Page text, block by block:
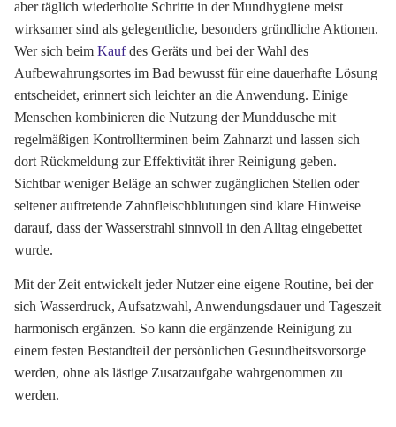
aber täglich wiederholte Schritte in der Mundhygiene meist
wirksamer sind als gelegentliche, besonders gründliche Aktionen.
Wer sich beim Kaufdes Geräts und bei der Wahl des
Aufbewahrungsortes im Bad bewusst für eine dauerhafte Lösung
entscheidet, erinnert sich leichter an die Anwendung. Einige
Menschen kombinieren die Nutzung der Munddusche mit
regelmäßigen Kontrollterminen beim Zahnarzt und lassen sich
dort Rückmeldung zur Effektivität ihrer Reinigung geben.
Sichtbar weniger Beläge an schwer zugänglichen Stellen oder
seltener auftretende Zahnfleischblutungen sind klare Hinweise
darauf, dass der Wasserstrahl sinnvoll in den Alltag eingebettet
wurde.
Mit der Zeit entwickelt jeder Nutzer eine eigene Routine, bei der
sich Wasserdruck, Aufsatzwahl, Anwendungsdauer und Tageszeit
harmonisch ergänzen. So kann die ergänzende Reinigung zu
einem festen Bestandteil der persönlichen Gesundheitsvorsorge
werden, ohne als lästige Zusatzaufgabe wahrgenommen zu
werden.